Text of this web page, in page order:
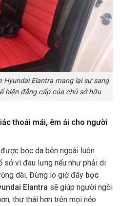
Hyundai Elantra mang lại sự sang
hiện đẳng cấp của chủ sở hữu
thoải mái, êm ái cho người
bọc da bên ngoài luôn
sở vì đau lưng nếu như phải di
dài. Đừng lo giờ đây bọc
Elantra sẽ giúp người ngồi
thư thái hơn trên mọi nẻo